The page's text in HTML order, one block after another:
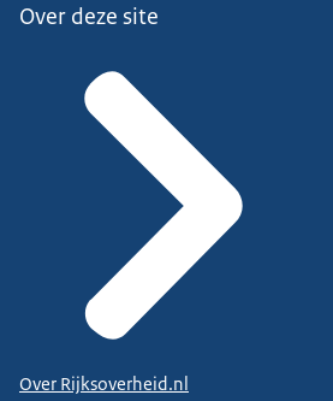
Over deze site
Over Rijksoverheid.nl